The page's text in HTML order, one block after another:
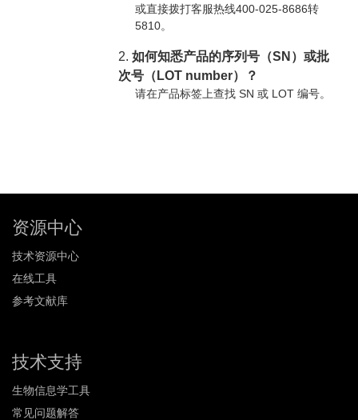
或直接拨打客服热线400-025-8686转
5810。
2.如何知悉产品的序列号（SN）或批
次号（LOT number）？
请在产品标签上查找 SN 或 LOT 编号。
资源中心
技术资源中心
在线工具
参考文献库
技术支持
生物信息学工具
常见问题解答